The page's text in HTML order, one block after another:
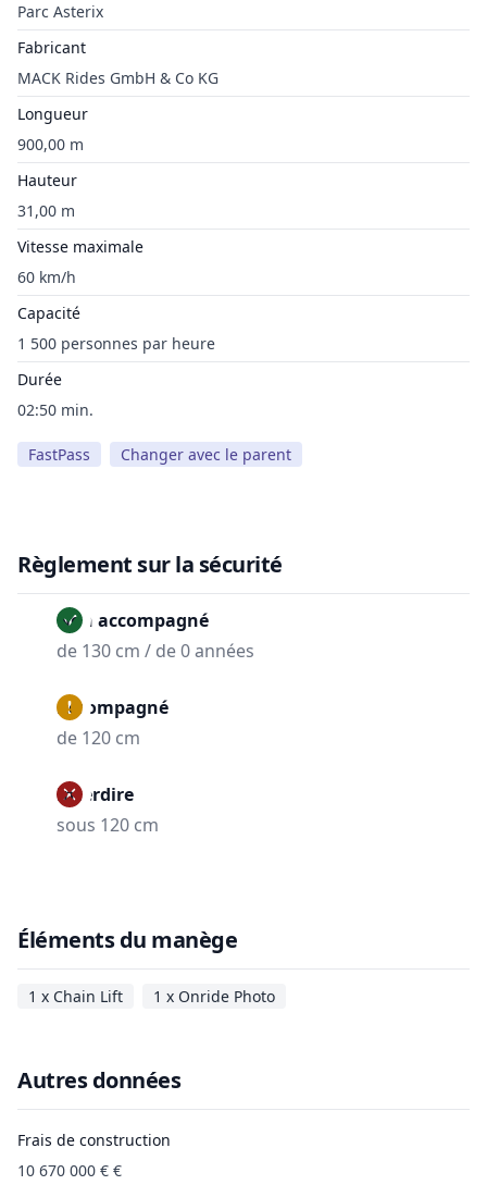
Parc Asterix
Fabricant
MACK Rides GmbH & Co KG
Longueur
900,00 m
Hauteur
31,00 m
Vitesse maximale
60 km/h
Capacité
1 500 personnes par heure
Durée
02:50 min.
FastPass Changer avec le parent
Règlement sur la sécurité
Non accompagné
de 130 cm / de 0 années
Accompagné
de 120 cm
Interdire
sous 120 cm
Éléments du manège
1 x Chain Lift 1 x Onride Photo
Autres données
Frais de construction
10 670 000 € €